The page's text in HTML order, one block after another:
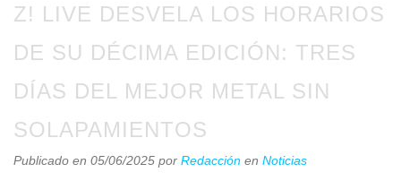
Z! LIVE DESVELA LOS HORARIOS
DE SU DÉCIMA EDICIÓN: TRES
DÍAS DEL MEJOR METAL SIN
SOLAPAMIENTOS
Publicado en 05/06/2025 por Redacción en Noticias